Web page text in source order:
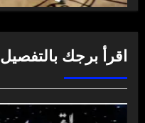
اقرأ برجك بالتفصيل